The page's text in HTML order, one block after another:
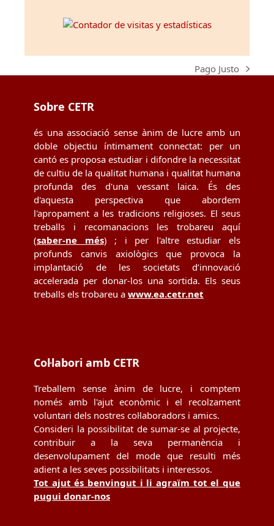
next
Pago Justo
Sobre CETR
és una associació sense ànim de lucre amb un
doble objectiu íntimament connectat: per un
cantó es proposa estudiar i difondre la necessitat
de cultiu de la qualitat humana i qualitat humana
profunda des d'una vessant laica. És des
d'aquesta perspectiva que abordem
l'apropament a les tradicions religioses. El seus
treballs i recomanacions les trobareu aquí
(saber-ne més) ; i per l'altre estudiar els
profunds canvis axiològics que provoca la
implantació de les societats d’innovació
accelerada per donar-los una sortida. Els seus
treballs els trobareu a www.ea.cetr.net
Col·labori amb CETR
Treballem sense ànim de lucre, i comptem
només amb l'ajut econòmic i el recolzament
voluntari dels nostres col·laboradors i amics.
Consideri la possibilitat de sumar-se al projecte,
contribuir a la seva permanència i
desenvolupament del mode que resulti més
adient a les seves possibilitats i interessos.
Tot ajut és benvingut i li agraïm tot el que
pugui donar-nos